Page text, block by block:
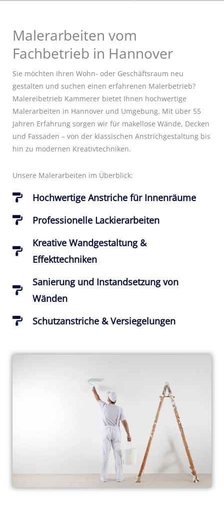
Malerarbeiten vom
Fachbetrieb in Hannover
Sie möchten Ihren Wohn- oder Geschäftsraum neu
gestalten und suchen einen erfahrenen Malerbetrieb?
Malereibetrieb Kammerer bietet Ihnen hochwertige
Malerarbeiten in Hannover und Umgebung. Mit über 55
Jahren Erfahrung sorgen wir für makellose Wände, Decken
und Fassaden – von der klassischen Anstrichgestaltung bis
hin zu modernen Kreativtechniken.
Unsere Malerarbeiten im Überblick:
Hochwertige Anstriche für Innenräume
Professionelle Lackierarbeiten
Kreative Wandgestaltung &
Effekttechniken
Sanierung und Instandsetzung von
Wänden
Schutzanstriche & Versiegelungen